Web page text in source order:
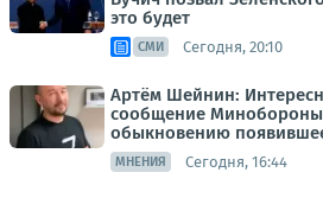
это будет
СМИ Сегодня, 20:10
Артём Шейнин:
сообщение
обыкновению
МНЕНИЯ Сегодня, 16:44